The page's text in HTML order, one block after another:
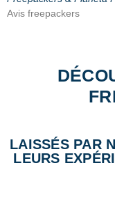
Avis freepackers
LAISSÉS PAR
LEURS